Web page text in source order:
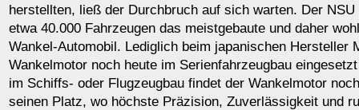
herstellten, ließ der Durchbruch auf sich warten. Der
etwa 40.000 Fahrzeugen das meistgebaute und daher
Wankel-Automobil. Lediglich beim japanischen Hersteller
Wankelmotor noch heute im Serienfahrzeugbau
im Schiffs- oder Flugzeugbau findet der Wankelmotor
seinen Platz, wo höchste Präzision, Zuverlässigkeit und